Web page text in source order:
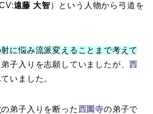
CV:遠藤 大智）という人物から弓道を
に悩み流派変えることまで考えて
子入りを志願していましたが、西
いました。
の弟子入りを断った西園寺の弟子で